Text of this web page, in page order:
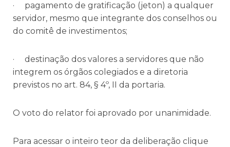
· pagamento de gratificação (jeton) a qualquer
servidor, mesmo que integrante dos conselhos ou
do comitê de investimentos;
· destinação dos valores a servidores que não
integrem os órgãos colegiados e a diretoria
previstos no art. 84, § 4º, II da portaria.
O voto do relator foi aprovado por unanimidade.
Para acessar o inteiro teor da deliberação clique